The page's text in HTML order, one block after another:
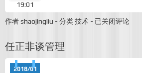
19:01
作者shaojingliu - 分类技术 - ubuntu
已关闭评论
任正非谈管理
2018/01